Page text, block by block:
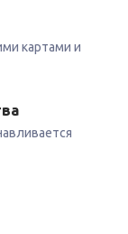
картами и